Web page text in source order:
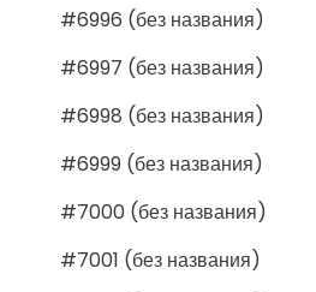
#6996 (без названия)
#6997 (без названия)
#6998 (без названия)
#6999 (без названия)
#7000 (без названия)
#7001 (без названия)